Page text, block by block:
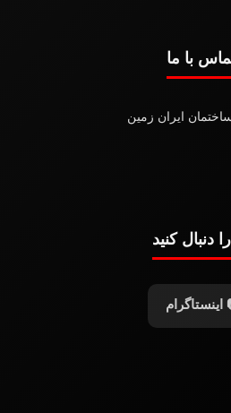
با ما
دنبال کنید
اینستاگرام